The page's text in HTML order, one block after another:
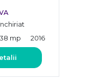
38 mp 2016